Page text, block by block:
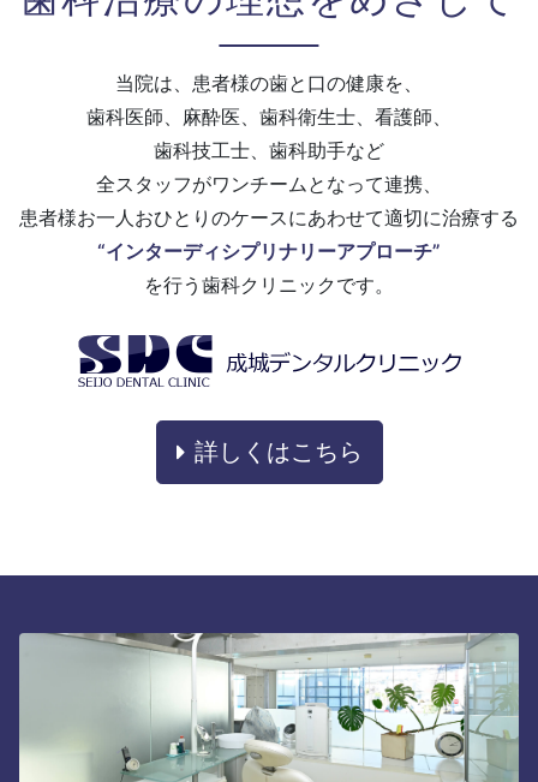
当院は、患者様の歯と口の健康を、
歯科医師、麻酔医、歯科衛生士、看護師、
歯科技工士、歯科助手など
全スタッフがワンチームとなって連携、
患者様お一人おひとりのケースにあわせて適切に治療する
“インターディシプリナリーアプローチ”
を行う歯科クリニックです。
詳しくはこちら